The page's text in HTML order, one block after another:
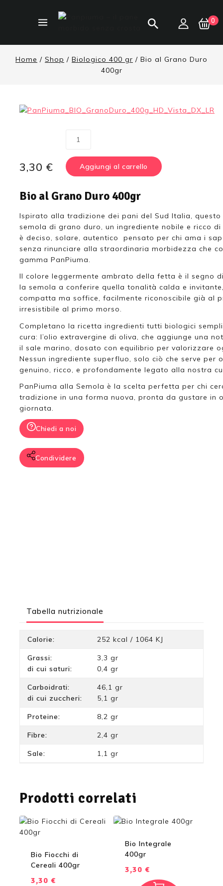
0
Home / Shop / Biologico 400 gr / Bio al Grano Duro
400gr
3,30 € Aggiungi al carrello
Bio al Grano Duro 400gr
Ispirato alla tradizione dei pani del Sud Italia, questo
semola di grano duro, un ingrediente nobile e ricco
è deciso, solare, autentico pensato per chi ama i
senza rinunciare alla straordinaria morbidezza che
gamma PanPiuma.
Il colore leggermente ambrato della fetta è il segno
la semola a conferire quella tonalità calda e
compatta ma soffice, facilmente riconoscibile già al
irresistibile al primo morso.
Completano la ricetta ingredienti tutti biologici
cura: l’olio extravergine di oliva, che aggiunge una
il sale marino, dosato con equilibrio per valorizzare
Nessun ingrediente superfluo, solo ciò che serve per
genuino, ricco, e profondamente legato alla nostra
PanPiuma alla Semola è la scelta perfetta per chi
tradizione in una forma nuova, pronta da gustare in
giornata.
Chiedi a noi
Condividere
Tabella nutrizionale
Calorie: 252 kcal / 1064 KJ
Grassi:
di cui saturi:
3,3 gr
0,4 gr
Carboidrati:
di cui zuccheri:
46,1 gr
5,1 gr
Proteine: 8,2 gr
Fibre: 2,4 gr
Sale: 1,1 gr
Prodotti correlati
Bio Fiocchi di
Cereali 400gr
3,30 €
Bio Integrale
400gr
3,30 €